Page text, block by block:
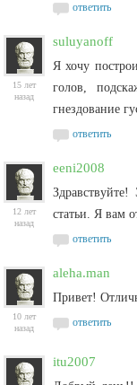
ответить
15 лет
назад
suluyanoff
Я хочу
голов,
гнездование
ответить
12 лет
назад
eeni2008
статьи. Я вам
ответить
10 лет
назад
aleha.man
Привет!
ответить
itu2007